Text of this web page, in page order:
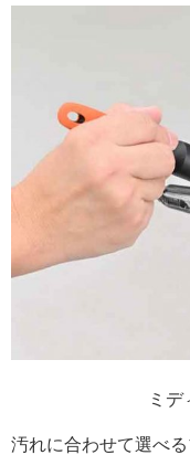
ミデ
汚れに合わせて選べ